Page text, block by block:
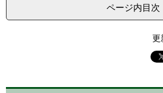
ページ内目次
更